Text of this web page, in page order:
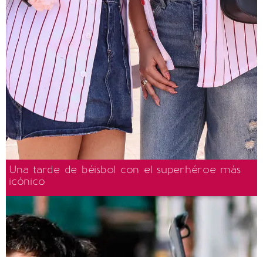
Una tarde de béisbol con el superhéroe más
icónico